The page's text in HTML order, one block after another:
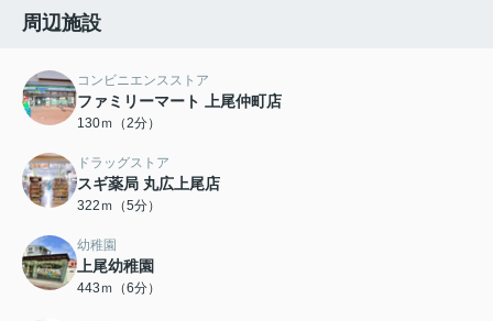
周辺施設
コンビニエンスストア
ファミリーマート 上尾仲町店
130ｍ（2分）
ドラッグストア
スギ薬局 丸広上尾店
322ｍ（5分）
幼稚園
上尾幼稚園
443ｍ（6分）